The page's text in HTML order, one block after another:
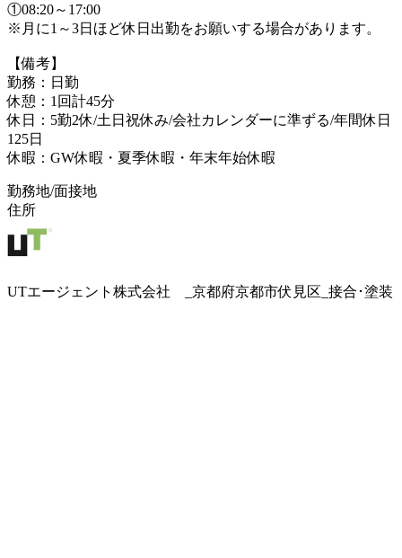
①08:20～17:00
※月に1～3日ほど休日出勤をお願いする場合があります。
【備考】
勤務：日勤
休憩：1回計45分
休日：5勤2休/土日祝休み/会社カレンダーに準ずる/年間休日
125日
休暇：GW休暇・夏季休暇・年末年始休暇
勤務地/面接地
住所
UTエージェント株式会社 _京都府京都市伏見区_接合･塗装